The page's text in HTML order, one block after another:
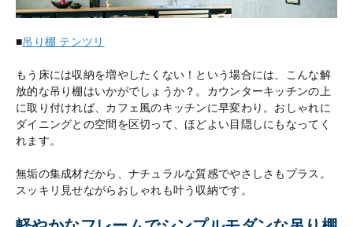
■吊り棚 テンツリ
もう床には収納を増やしたくない！という場合には、こんな解
放的な吊り棚はいかがでしょうか？。カウンターキッチンの上
に取り付ければ、カフェ風のキッチンに早変わり。おしゃれに
ダイニングとの空間を区切って、ほどよい目隠しにもなってく
れます。
無垢の集成材だから、ナチュラルな質感でやさしさもプラス。
スッキリ見せながらおしゃれも叶う収納です。